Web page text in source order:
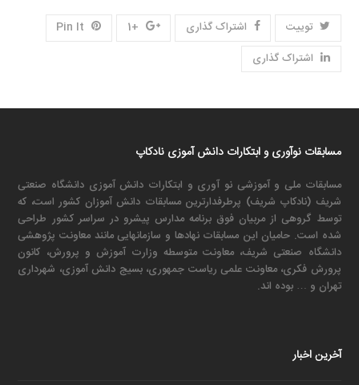
توییت اشتراک گذاری +1
Pin It
اشتراک گذاری
مسابقات نوآوری و ابتکارات دانش آموزی نادکاپ
مسابقات ملی و آموزشی نو آوری و ابتکارات دانش آموزی دانشگاه صنعتی
شریف (نادکاپ شریف) پرطرفدارترین مسابقات دانش آموزان کشور است، که
توسط گروهی از مربیان فوق برنامه مدارس پیشرو در سراسر کشور طراحی
شده است. حامیان این مسابقات نهادها و سازمانهایی مانند معاونت پژوهشی
دانشگاه صنعتی شریف، معاونت متوسطه وزارت آموزش و پرورش، کانون
پرورش فکری، معاونت علمی ریاست جمهوری، بسیج دانش آموزی، شهرداری
تهران و … بوده اند.
آخرین اخبار